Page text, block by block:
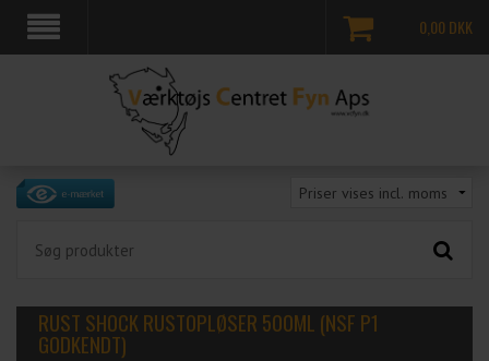
0,00 DKK
RUST SHOCK RUSTOPLØSER 500ML (NSF P1
GODKENDT)